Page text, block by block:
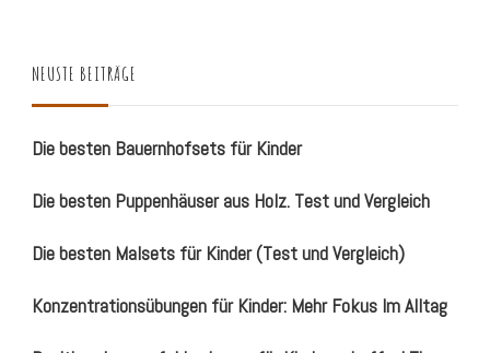
NEUSTE BEITRÄGE
Die besten Bauernhofsets für Kinder
Die besten Puppenhäuser aus Holz. Test und Vergleich
Die besten Malsets für Kinder (Test und Vergleich)
Konzentrationsübungen für Kinder: Mehr Fokus Im Alltag